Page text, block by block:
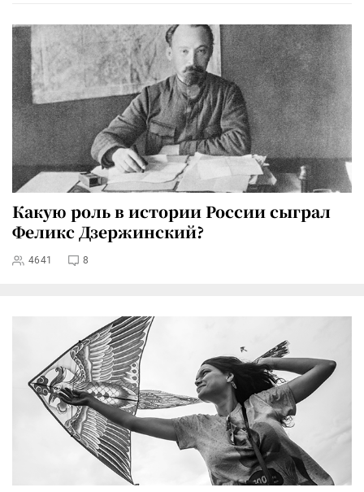
Какую роль в истории России сыграл
Феликс Дзержинский?
4641 8